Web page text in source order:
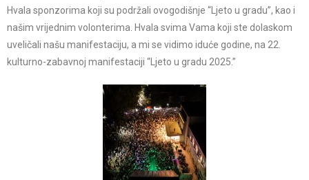
Hvala sponzorima koji su podržali ovogodišnje “Ljeto u gradu”, kao i
našim vrijednim volonterima. Hvala svima Vama koji ste dolaskom
uveličali našu manifestaciju, a mi se vidimo iduće godine, na 22.
kulturno-zabavnoj manifestaciji “Ljeto u gradu 2025.”